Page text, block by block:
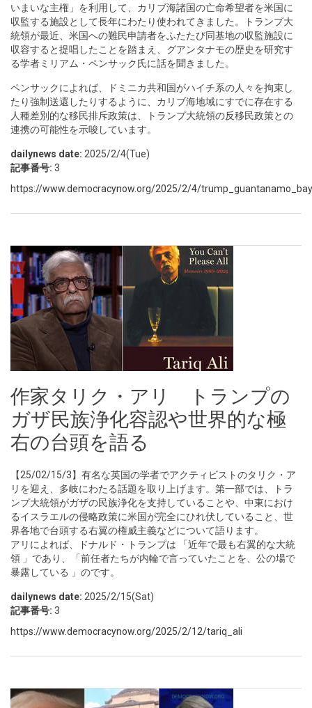
いまいな主権」を利用して、カリブ海諸国の亡命希望者を米国に
収監する施設として長年にわたり使われてきました。トランプ大
統領が最近、米国への難民申請者をふたたび同基地の収監施設に
収容すると提唱したことを踏まえ、グアンタナモの歴史を研究す
る学者ミリアム・ペンサック氏に話を聞きました。
ペンサックによれば、ドミニカ共和国がハイチ系の人々を拘束し
たり強制送還したりするように、カリブ海地域にすでに存在する
人種差別的な移民排斥政策は、トランプ大統領の反移民政策との
連携の可能性を示唆しています。
dailynews date: 2025/2/4(Tue)
記事番号: 3
https://www.democracynow.org/2025/2/4/
作家タリク・アリ トランプの
ガザ民族浄化容認や世界的な極
右の台頭を語る
【25/02/15/3】有名な英国の学者でアクティビストのタリク・ア
リを迎え、多岐にわたる話題を取り上げます。第一部では、トラ
ンプ大統領がガザの民族浄化を支持していることや、中東におけ
るイスラエルの侵略政策に米国が完全にひれ伏していること、世
界各地で台頭する右翼の権威主義などについて語ります。
アリによれば、ドナルド・トランプは 「近年で最も右翼的な大統
領 」であり、「前任者たちが内輪で言っていたことを、公の場で
暴露している 」のです。
dailynews date: 2025/2/15(Sat)
記事番号: 3
https://www.democracynow.org/2025/2/12/tariq_ali